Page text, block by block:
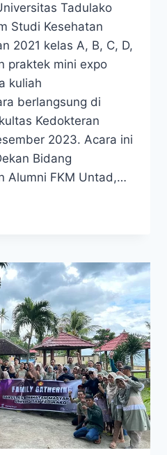
Tadulako
Studi Kesehatan
2021 kelas A, B, C, D,
praktek mini expo
kuliah
berlangsung di
Kedokteran
2023. Acara ini
Bidang
Alumni FKM Untad,…